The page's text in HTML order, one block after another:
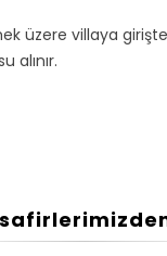
üzere villaya
alınır.